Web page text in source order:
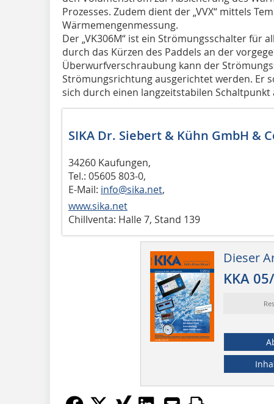
Prozesses. Zudem dient der „VVX“ mittels
Wärmemengenmessung.
Der „VK306M“ ist ein Strömungsschalter für
durch das Kürzen des Paddels an der
Überwurfverschraubung kann der
Strömungsrichtung ausgerichtet werden. Er
sich durch einen langzeitstabilen Schaltpunkt
SIKA Dr. Siebert & Kühn GmbH &
34260 Kaufungen,
Tel.: 05605 803-0,
E-Mail: info@sika.net,
www.sika.net
Chillventa: Halle 7, Stand 139
Dieser
KKA